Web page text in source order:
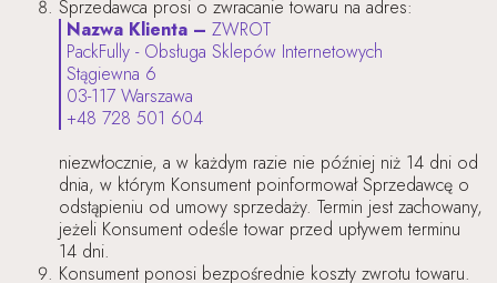
Sprzedawca prosi o zwracanie towaru na adres:
Nazwa Klienta – ZWROT
PackFully - Obsługa Sklepów Internetowych
Stągiewna 6
03-117 Warszawa
+48 728 501 604
niezwłocznie, a w każdym razie nie później niż 14 dni od
dnia, w którym Konsument poinformował Sprzedawcę o
odstąpieniu od umowy sprzedaży. Termin jest zachowany,
jeżeli Konsument odeśle towar przed upływem terminu
14 dni.
Konsument ponosi bezpośrednie koszty zwrotu towaru.